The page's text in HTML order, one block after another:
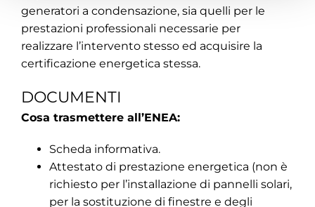
generatori a condensazione, sia quelli per le
prestazioni professionali necessarie per
realizzare l’intervento stesso ed acquisire la
certificazione energetica stessa.
DOCUMENTI
Cosa trasmettere all’ENEA:
Scheda informativa.
Attestato di prestazione energetica (non è
richiesto per l’installazione di pannelli solari,
per la sostituzione di finestre e degli